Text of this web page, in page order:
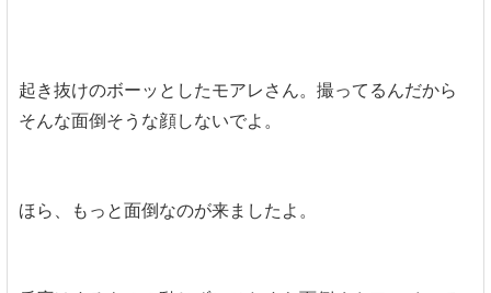
起き抜けのボーッとしたモアレさん。撮ってるんだから
そんな面倒そうな顔しないでよ。
ほら、もっと面倒なのが来ましたよ。